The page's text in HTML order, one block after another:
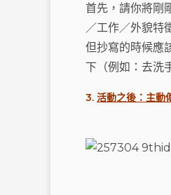
首先，請你將剛
／工作／外貌特
但抄寫的時候應
下（例如：去洗
3. 活動之後：主動